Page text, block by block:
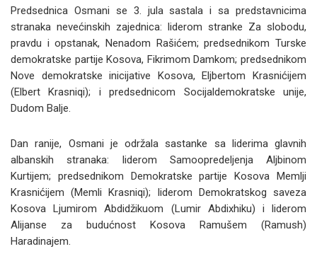
Predsednica Osmani se 3. jula sastala i sa predstavnicima
stranaka nevećinskih zajednica: liderom stranke Za slobodu,
pravdu i opstanak, Nenadom Rašićem; predsednikom Turske
demokratske partije Kosova, Fikrimom Damkom; predsednikom
Nove demokratske inicijative Kosova, Eljbertom Krasnićijem
(Elbert Krasniqi); i predsednicom Socijaldemokratske unije,
Dudom Balje.
Dan ranije, Osmani je održala sastanke sa liderima glavnih
albanskih stranaka: liderom Samoopredeljenja Aljbinom
Kurtijem; predsednikom Demokratske partije Kosova Memlji
Krasnićijem (Memli Krasniqi); liderom Demokratskog saveza
Kosova Ljumirom Abdidžikuom (Lumir Abdixhiku) i liderom
Alijanse za budućnost Kosova Ramušem (Ramush)
Haradinajem.